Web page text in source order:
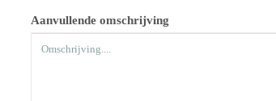
Aanvullende omschrijving